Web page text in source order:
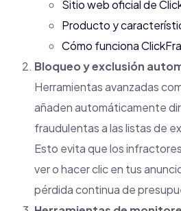
Sitio web oficial de
Producto y
Cómo funciona
Bloqueo y exclusión
Herramientas avanzadas
añaden automáticamente
fraudulentas a las listas de
Esto evita que los
ver o hacer clic en tus
pérdida continua de